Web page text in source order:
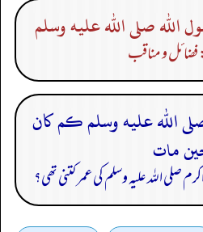
الله صلى الله عليه وسلم
و مناقب
صلى الله عليه وسلم كم كان
مات
الله علیہ وسلم کی عمر کتنی تھی؟